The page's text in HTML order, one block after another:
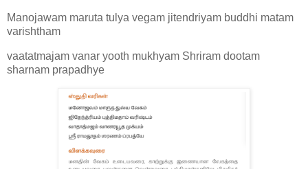
Manojawam maruta tulya vegam jitendriyam buddhi matam
varishtham
vaatatmajam vanar yooth mukhyam Shriram dootam
sharnam prapadhye